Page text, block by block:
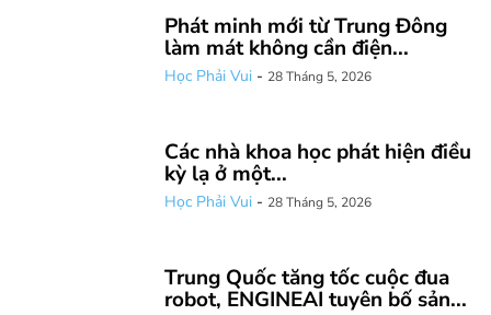
Phát minh mới từ Trung Đông
làm mát không cần điện...
Học Phải Vui - 28 Tháng 5, 2026
Các nhà khoa học phát hiện điều
kỳ lạ ở một...
Học Phải Vui - 28 Tháng 5, 2026
Trung Quốc tăng tốc cuộc đua
robot, ENGINEAI tuyên bố sản...